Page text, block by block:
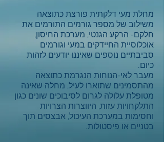
מחלת מעי דלקתית פורצת כתוצאה
משילוב של מספר גורמים התורמים את
חלקם- הרקע הגנטי, מערכת החיסון,
אוכלוסיית החיידקים במעי וגורמים
סביבתיים נוספים שאיננו יודעים לזהות
כיום.
מעבר לאי-הנוחות הנגרמת כתוצאה
מהתסמינים שתוארו לעיל, מחלה שאינה
מטופלת עלולה לגרום לסיבוכים שונים כגון
התלקחויות עזות, היווצרות הצרויות
וחסימות במערכת העיכול, אבצסים תוך
בטניים או פיסטולות.